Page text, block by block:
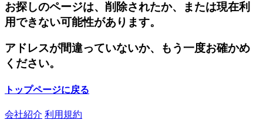
お探しのページは、削除されたか、または現在利
用できない可能性があります。
アドレスが間違っていないか、もう一度お確かめ
ください。
トップページに戻る
会社紹介 利用規約